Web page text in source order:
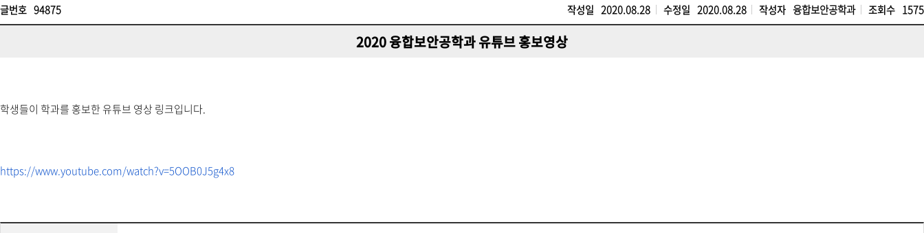
글번호 94875 작성일 2020.08.28 수정일 2020.08.28 작성자 융합보안공학과 조회수 1575
2020 융합보안공학과 유튜브 홍보영상
학생들이 학과를 홍보한 유튜브 영상 링크입니다.
https://www.youtube.com/watch?v=5OOB0J5g4x8